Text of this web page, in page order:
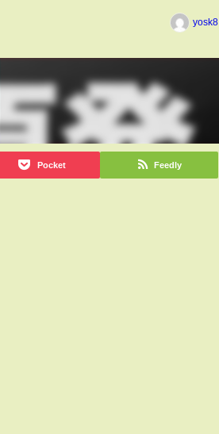
yosk8
Pocket Feedly